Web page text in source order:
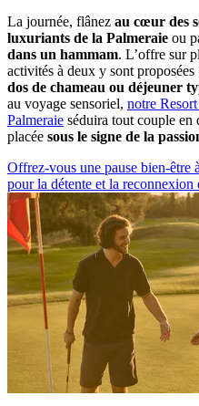
La journée, flânez au cœur des
luxuriants de la Palmeraie ou
dans un hammam. L’offre sur
activités à deux y sont proposées
dos de chameau ou déjeuner
au voyage sensoriel, notre
Palmeraie séduira tout couple en
placée sous le signe de la
Offrez-vous une pause bien-être
pour la détente et la reconnexion